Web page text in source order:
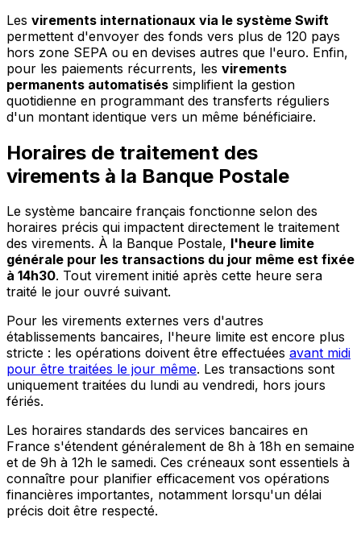
Les virements internationaux via le système Swift
permettent d'envoyer des fonds vers plus de 120 pays
hors zone SEPA ou en devises autres que l'euro. Enfin,
pour les paiements récurrents, les virements
permanents automatisés simplifient la gestion
quotidienne en programmant des transferts réguliers
d'un montant identique vers un même bénéficiaire.
Horaires de traitement des
virements à la Banque Postale
Le système bancaire français fonctionne selon des
horaires précis qui impactent directement le traitement
des virements. À la Banque Postale, l'heure limite
générale pour les transactions du jour même est fixée
à 14h30. Tout virement initié après cette heure sera
traité le jour ouvré suivant.
Pour les virements externes vers d'autres
établissements bancaires, l'heure limite est encore plus
stricte : les opérations doivent être effectuées avant midi
pour être traitées le jour même. Les transactions sont
uniquement traitées du lundi au vendredi, hors jours
fériés.
Les horaires standards des services bancaires en
France s'étendent généralement de 8h à 18h en semaine
et de 9h à 12h le samedi. Ces créneaux sont essentiels à
connaître pour planifier efficacement vos opérations
financières importantes, notamment lorsqu'un délai
précis doit être respecté.